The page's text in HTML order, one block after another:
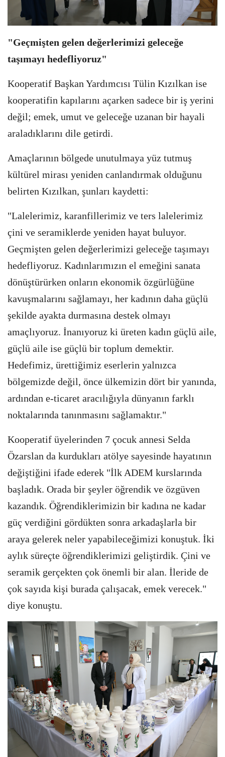
"Geçmişten gelen değerlerimizi geleceğe
taşımayı hedefliyoruz"
Kooperatif Başkan Yardımcısı Tülin Kızılkan ise
kooperatifin kapılarını açarken sadece bir iş yerini
değil; emek, umut ve geleceğe uzanan bir hayali
araladıklarını dile getirdi.
Amaçlarının bölgede unutulmaya yüz tutmuş
kültürel mirası yeniden canlandırmak olduğunu
belirten Kızılkan, şunları kaydetti:
"Lalelerimiz, karanfillerimiz ve ters lalelerimiz
çini ve seramiklerde yeniden hayat buluyor.
Geçmişten gelen değerlerimizi geleceğe taşımayı
hedefliyoruz. Kadınlarımızın el emeğini sanata
dönüştürürken onların ekonomik özgürlüğüne
kavuşmalarını sağlamayı, her kadının daha güçlü
şekilde ayakta durmasına destek olmayı
amaçlıyoruz. İnanıyoruz ki üreten kadın güçlü aile,
güçlü aile ise güçlü bir toplum demektir.
Hedefimiz, ürettiğimiz eserlerin yalnızca
bölgemizde değil, önce ülkemizin dört bir yanında,
ardından e-ticaret aracılığıyla dünyanın farklı
noktalarında tanınmasını sağlamaktır."
Kooperatif üyelerinden 7 çocuk annesi Selda
Özarslan da kurdukları atölye sayesinde hayatının
değiştiğini ifade ederek "İlk ADEM kurslarında
başladık. Orada bir şeyler öğrendik ve özgüven
kazandık. Öğrendiklerimizin bir kadına ne kadar
güç verdiğini gördükten sonra arkadaşlarla bir
araya gelerek neler yapabileceğimizi konuştuk. İki
aylık süreçte öğrendiklerimizi geliştirdik. Çini ve
seramik gerçekten çok önemli bir alan. İleride de
çok sayıda kişi burada çalışacak, emek verecek."
diye konuştu.